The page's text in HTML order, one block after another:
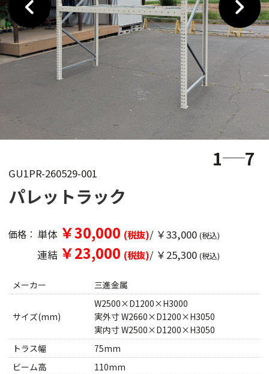
1 7
GU1PR-260529-001
パレットラック
価格： 単体 ￥30,000 (税抜)/ ￥33,000 (税込)
連結 ￥23,000 (税抜)/ ￥25,300 (税込)
メーカー 三進金属
サイズ(mm)
W2500×D1200×H3000
実外寸 W2660×D1200×H3050
実内寸 W2500×D1200×H3050
トラス幅
75mm
ビーム高
110mm